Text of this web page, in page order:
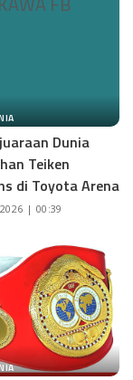
Dunia
Teiken
di Toyota Arena
| 00:39